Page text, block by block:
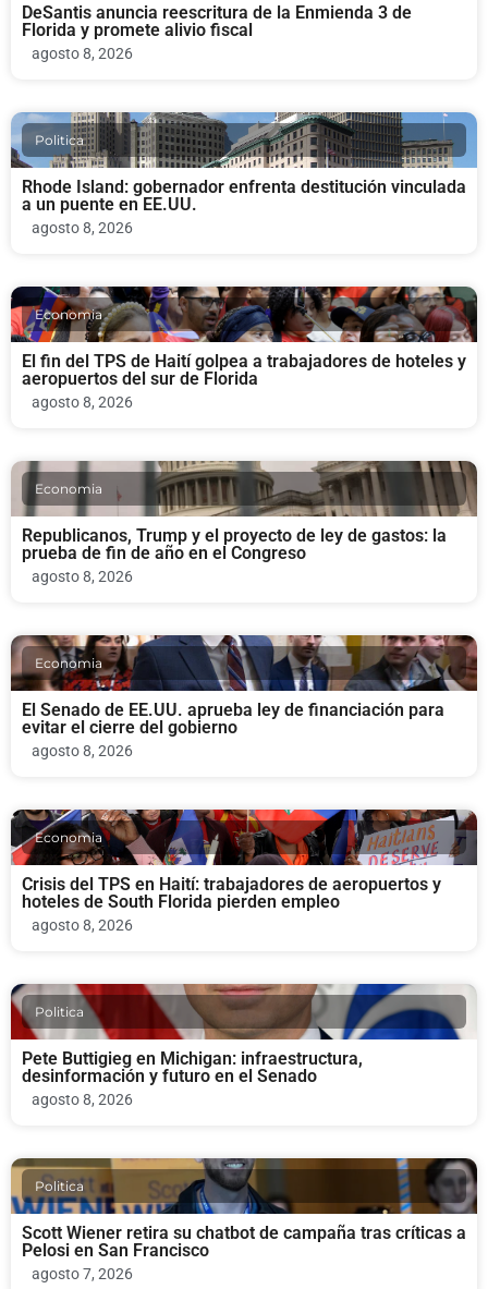
DeSantis anuncia reescritura de la Enmienda 3 de
Florida y promete alivio fiscal
agosto 8, 2026
Politica
Rhode Island: gobernador enfrenta destitución vinculada
a un puente en EE.UU.
agosto 8, 2026
Economia
El fin del TPS de Haití golpea a trabajadores de hoteles y
aeropuertos del sur de Florida
agosto 8, 2026
Economia
Republicanos, Trump y el proyecto de ley de gastos: la
prueba de fin de año en el Congreso
agosto 8, 2026
Economia
El Senado de EE.UU. aprueba ley de financiación para
evitar el cierre del gobierno
agosto 8, 2026
Economia
Crisis del TPS en Haití: trabajadores de aeropuertos y
hoteles de South Florida pierden empleo
agosto 8, 2026
Politica
Pete Buttigieg en Michigan: infraestructura,
desinformación y futuro en el Senado
agosto 8, 2026
Politica
Scott Wiener retira su chatbot de campaña tras críticas a
Pelosi en San Francisco
agosto 7, 2026